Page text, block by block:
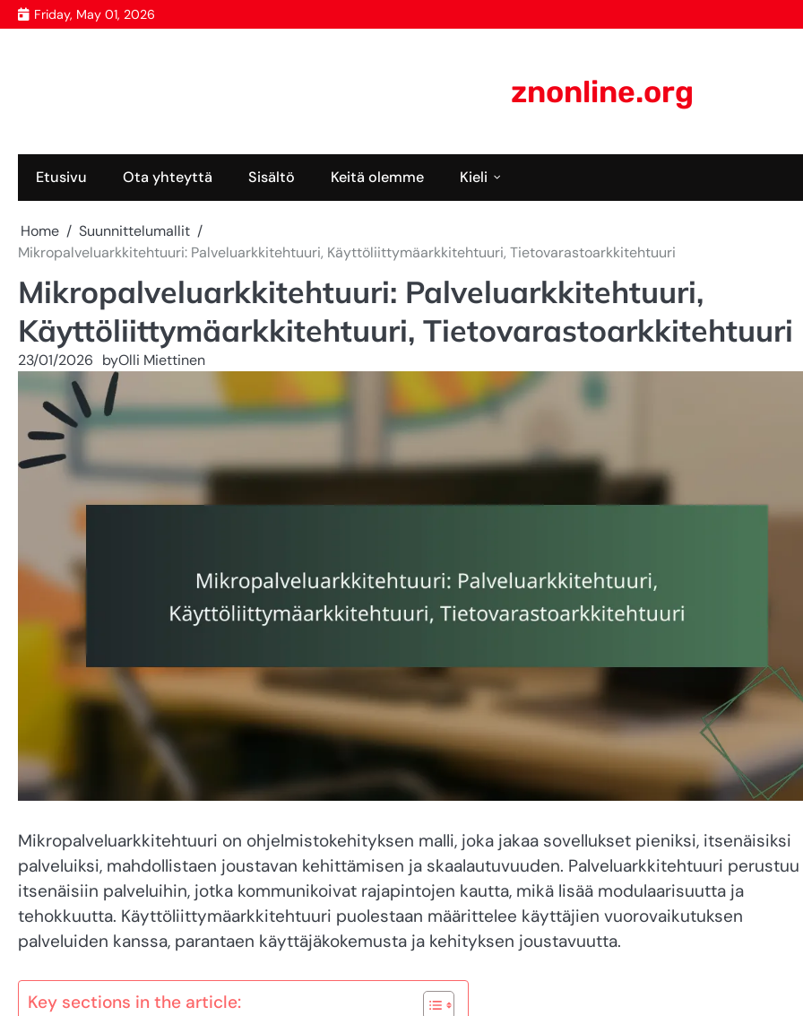
Skip
to
Friday, May 01, 2026
znonline.org
Etusivu Ota yhteyttä Sisältö Keitä olemme Kieli
Home
Suunnittelumallit
Mikropalveluarkkitehtuuri: Palveluarkkitehtuuri, Käyttöliittymäarkkitehtuuri, Tietovarastoarkkitehtuuri
Mikropalveluarkkitehtuuri: Palveluarkkitehtuuri,
Käyttöliittymäarkkitehtuuri, Tietovarastoarkkitehtuuri
23/01/2026 byOlli Miettinen
Mikropalveluarkkitehtuuri on ohjelmistokehityksen malli, joka jakaa sovellukset pieniksi, itsenäisiksi
palveluiksi, mahdollistaen joustavan kehittämisen ja skaalautuvuuden. Palveluarkkitehtuuri perustuu
itsenäisiin palveluihin, jotka kommunikoivat rajapintojen kautta, mikä lisää modulaarisuutta ja
tehokkuutta. Käyttöliittymäarkkitehtuuri puolestaan määrittelee käyttäjien vuorovaikutuksen
palveluiden kanssa, parantaen käyttäjäkokemusta ja kehityksen joustavuutta.
Key sections in the article: